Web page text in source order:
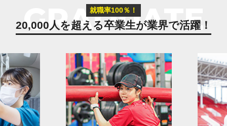
20,000人を超える卒業生が業界で活躍！
就職率100％！
GRADUATE